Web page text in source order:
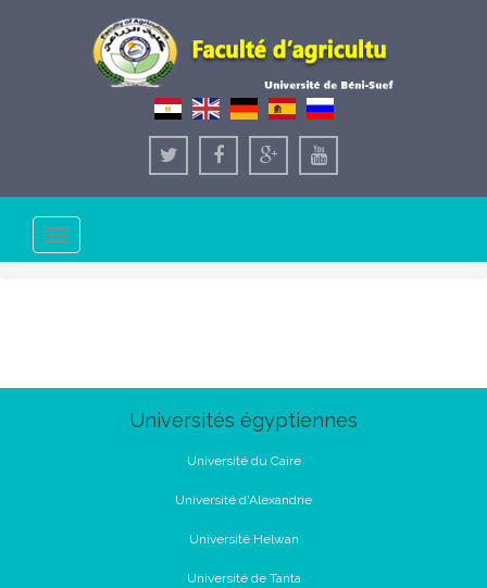
Toggle
navigation
Universités égyptiennes
Université du Caire
Université d'Alexandrie
Université Helwan
Université de Tanta